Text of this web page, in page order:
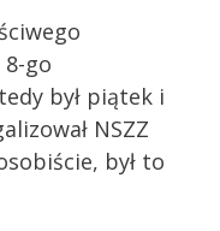
go
był piątek i
NSZZ
był to